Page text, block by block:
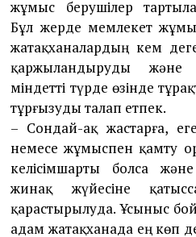
жұмыс беруші­лер
Бұл жер­де мемлекет
жатақ­ханалардың кем
қаржы­лан­дыруды және
міндетті түрде өзінде
тұрғызуды талап етпек.
– Сондай-ақ жастарға,
немесе жұмыспен қамту
келісімшарты болса
жинақ жүйесіне
қарастырылуда. Ұсыныс
адам жатақханада ең көп